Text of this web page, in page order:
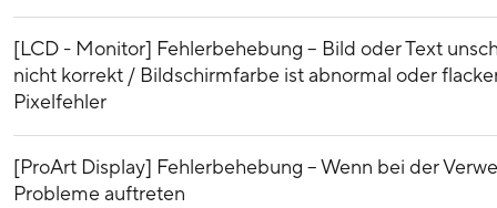
[LCD - Monitor] Fehlerbehebung – Bild oder Text
nicht korrekt / Bildschirmfarbe ist abnormal oder
Pixelfehler
[ProArt Display] Fehlerbehebung – Wenn bei der
Probleme auftreten